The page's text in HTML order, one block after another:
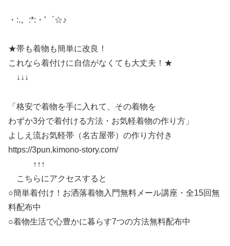
・:.。:*:・’゜☆♪
★帯も着物も簡単に改良！
これなら着付けに自信がなくても大丈夫！★
↓↓↓
「格安で着物を手に入れて、その着物を
わずか3分で着付ける方法・お気軽着物の作り方」
よしえ流お気軽帯（名古屋帯）の作り方付き
https://3pun.kimono-story.com/
↑↑↑
こちらにアクセスすると
○簡単着付け！お洒落着物入門無料メール講座・全15回無
料配布中
○着物生活で心豊かに暮らす7つの方法無料配布中